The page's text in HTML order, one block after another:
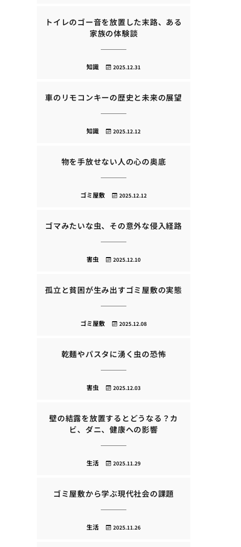
トイレのゴー音を放置した末路、ある
家族の体験談
2025.12.31
知識
車のリモコンキーの歴史と未来の展望
2025.12.12
知識
物を手放せない人の心の奥底
2025.12.12
ゴミ屋敷
ゴマみたいな虫、その意外な侵入経路
2025.12.10
害虫
孤立と貧困が生み出すゴミ屋敷の実態
2025.12.08
ゴミ屋敷
乾麺やパスタに湧く虫の恐怖
2025.12.03
害虫
壁の結露を放置するとどうなる？カ
ビ、ダニ、健康への影響
2025.11.29
生活
ゴミ屋敷から学ぶ現代社会の課題
2025.11.26
生活